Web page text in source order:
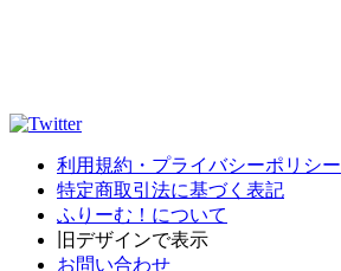
利用規約・プライバシーポリシー
特定商取引法に基づく表記
ふりーむ！について
旧デザインで表示
お問い合わせ